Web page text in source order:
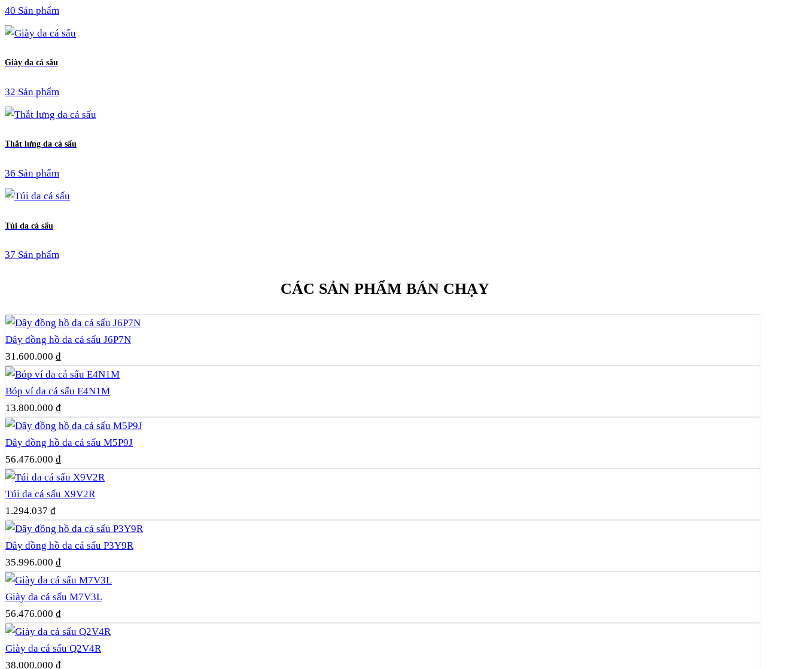
40 Sản phẩm
Giày da cá sấu
32 Sản phẩm
Thắt lưng da cá sấu
36 Sản phẩm
Túi da cá sấu
37 Sản phẩm
CÁC SẢN PHẨM BÁN CHẠY
Dây đồng hồ da cá sấu J6P7N
31.600.000 ₫
Bóp ví da cá sấu E4N1M
13.800.000 ₫
Dây đồng hồ da cá sấu M5P9J
56.476.000 ₫
Túi da cá sấu X9V2R
1.294.037 ₫
Dây đồng hồ da cá sấu P3Y9R
35.996.000 ₫
Giày da cá sấu M7V3L
56.476.000 ₫
Giày da cá sấu Q2V4R
38.000.000 ₫